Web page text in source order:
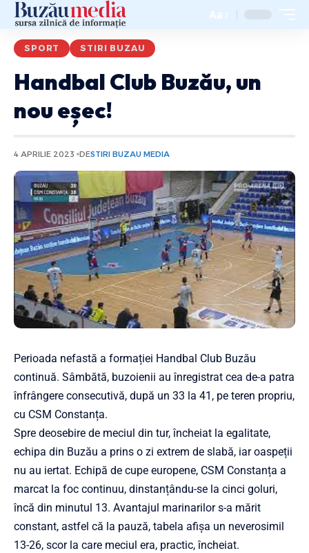
Aa
SPORT STIRI BUZAU
Handbal Club Buzău, un
nou eșec!
4 APRILIE 2023 DESTIRI BUZAU MEDIA
Perioada nefastă a formației Handbal Club Buzău
continuă. Sâmbătă, buzoienii au înregistrat cea de-a patra
înfrângere consecutivă, după un 33 la 41, pe teren propriu,
cu CSM Constanța.
Spre deosebire de meciul din tur, încheiat la egalitate,
echipa din Buzău a prins o zi extrem de slabă, iar oaspeții
nu au iertat. Echipă de cupe europene, CSM Constanța a
marcat la foc continuu, dinstanțându-se la cinci goluri,
încă din minutul 13. Avantajul marinarilor s-a mărit
constant, astfel că la pauză, tabela afișa un neverosimil
13-26, scor la care meciul era, practic, încheiat.